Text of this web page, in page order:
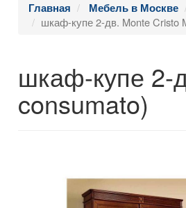
Главная Мебель в Москве
шкаф-купе 2-дв. Monte Cristo
шкаф-купе 2-
consumato)